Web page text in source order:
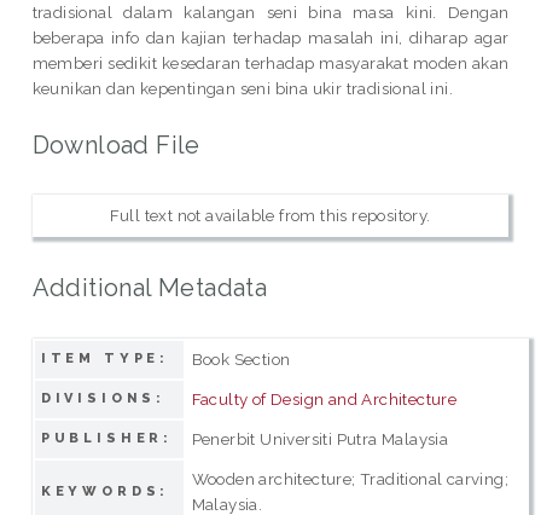
tradisional dalam kalangan seni bina masa kini. Dengan
beberapa info dan kajian terhadap masalah ini, diharap agar
memberi sedikit kesedaran terhadap masyarakat moden akan
keunikan dan kepentingan seni bina ukir tradisional ini.
Download File
Full text not available from this repository.
Additional Metadata
ITEM TYPE: Book Section
DIVISIONS: Faculty of Design and Architecture
PUBLISHER: Penerbit Universiti Putra Malaysia
KEYWORDS:
Wooden architecture; Traditional carving;
Malaysia.